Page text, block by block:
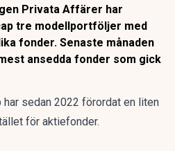
Privata Affärer har
tre modellportföljer med
fonder. Senaste månaden
ansedda fonder som gick
har sedan 2022 förordat en liten
för aktiefonder.